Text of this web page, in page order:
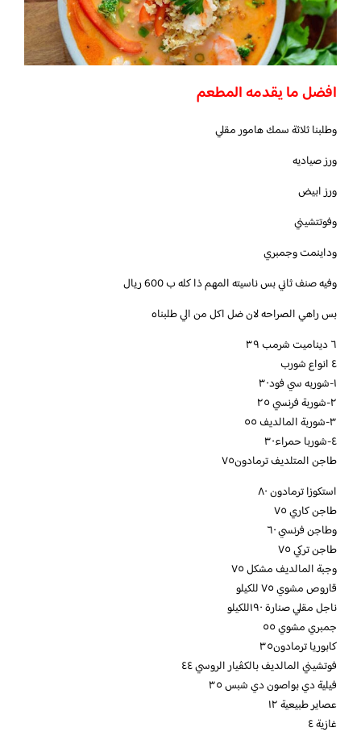
افضل ما يقدمه المطعم
وطلبنا ثلاثة سمك هامور مقلي
ورز صياديه
ورز ابيض
وفوتتشيني
وداينمت وجمبري
وفيه صنف ثاني بس ناسيته المهم ذا كله ب 600 ريال
بس راهي الصراحه لان ضل اكل من الي طلبناه
٦ ديناميت شرمب ٣٩
٤ انواع شورب
١-شوربه سي فود٣٠
٢-شوربة فرنسي ٢٥
٣-شوربة المالديف ٥٥
٤-شوربا حمراء٣٠
طاجن المتلديف ترمادون٧٥
استكوزا ترمادون ٨٠
طاجن كاري ٧٥
وطاجن فرنسي ٦٠
طاجن تركي ٧٥
وجبة المالديف مشكل ٧٥
قاروص مشوي ٧٥ للكيلو
ناجل مقلي صنارة ١٩٠للكيلو
جمبري مشوي ٥٥
كابوريا ترمادون٣٥
فوتشيني المالديف بالكڤيار الروسي ٤٤
فيلية دي بواصون دي شبس ٣٥
عصاير طبيعية ١٢
غازية ٤